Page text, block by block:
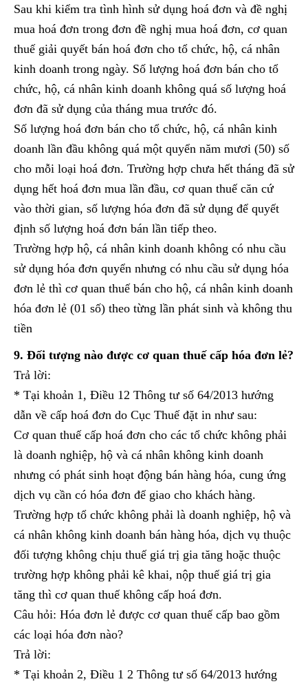
Sau khi kiểm tra tình hình sử dụng hoá đơn và đề nghị
mua hoá đơn trong đơn đề nghị mua hoá đơn, cơ quan
thuế giải quyết bán hoá đơn cho tổ chức, hộ, cá nhân
kinh doanh trong ngày. Số lượng hoá đơn bán cho tổ
chức, hộ, cá nhân kinh doanh không quá số lượng hoá
đơn đã sử dụng của tháng mua trước đó.
Số lượng hoá đơn bán cho tổ chức, hộ, cá nhân kinh
doanh lần đầu không quá một quyển năm mươi (50) số
cho mỗi loại hoá đơn. Trường hợp chưa hết tháng đã sử
dụng hết hoá đơn mua lần đầu, cơ quan thuế căn cứ
vào thời gian, số lượng hóa đơn đã sử dụng để quyết
định số lượng hoá đơn bán lần tiếp theo.
Trường hợp hộ, cá nhân kinh doanh không có nhu cầu
sử dụng hóa đơn quyển nhưng có nhu cầu sử dụng hóa
đơn lẻ thì cơ quan thuế bán cho hộ, cá nhân kinh doanh
hóa đơn lẻ (01 số) theo từng lần phát sinh và không thu
tiền
9. Đối tượng nào được cơ quan thuế cấp hóa đơn lẻ?
Trả lời:
* Tại khoản 1, Điều 12 Thông tư số 64/2013 hướng
dẫn về cấp hoá đơn do Cục Thuế đặt in như sau:
Cơ quan thuế cấp hoá đơn cho các tổ chức không phải
là doanh nghiệp, hộ và cá nhân không kinh doanh
nhưng có phát sinh hoạt động bán hàng hóa, cung ứng
dịch vụ cần có hóa đơn để giao cho khách hàng.
Trường hợp tổ chức không phải là doanh nghiệp, hộ và
cá nhân không kinh doanh bán hàng hóa, dịch vụ thuộc
đối tượng không chịu thuế giá trị gia tăng hoặc thuộc
trường hợp không phải kê khai, nộp thuế giá trị gia
tăng thì cơ quan thuế không cấp hoá đơn.
Câu hỏi: Hóa đơn lẻ được cơ quan thuế cấp bao gồm
các loại hóa đơn nào?
Trả lời:
* Tại khoản 2, Điều 1 2 Thông tư số 64/2013 hướng